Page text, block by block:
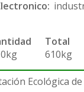
Total
610kg
Ecológica de